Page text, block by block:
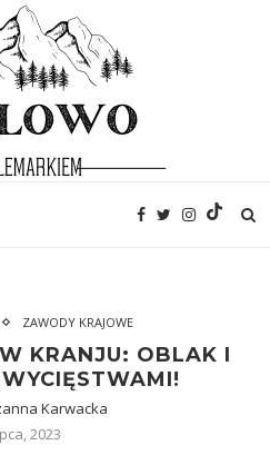
ZAWODY KRAJOWE
KRANJU: OBLAK I
Karwacka
2023